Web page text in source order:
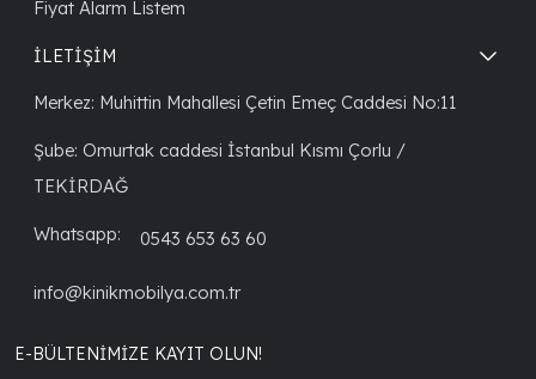
Fiyat Alarm Listem
İLETİŞİM
Merkez: Muhittin Mahallesi Çetin Emeç Caddesi No:11
Şube: Omurtak caddesi İstanbul Kısmı Çorlu /
TEKİRDAĞ
Whatsapp: 0543 653 63 60
info@kinikmobilya.com.tr
E-BÜLTENIMIZE KAYIT OLUN!